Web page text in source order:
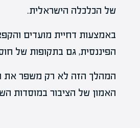
של הכלכלה הישראלית.
באמצעות דחיית מועדים
הפיננסית, גם בתקופות של
המהלך הזה לא רק משפר את
האמון של הציבור במוסדות